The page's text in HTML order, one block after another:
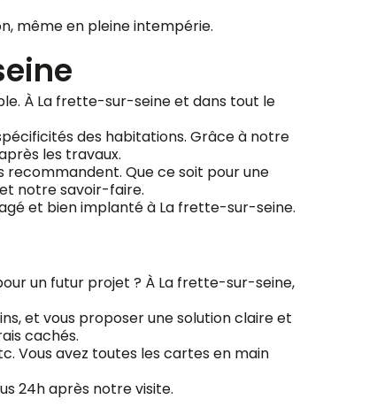
même en pleine intempérie.
À La frette-sur-seine et dans tout le
des habitations. Grâce à notre
les travaux.
recommandent. Que ce soit pour une
notre savoir-faire.
et bien implanté à La frette-sur-seine.
un futur projet ? À La frette-sur-seine,
et vous proposer une solution claire et
cachés.
Vous avez toutes les cartes en main
24h après notre visite.